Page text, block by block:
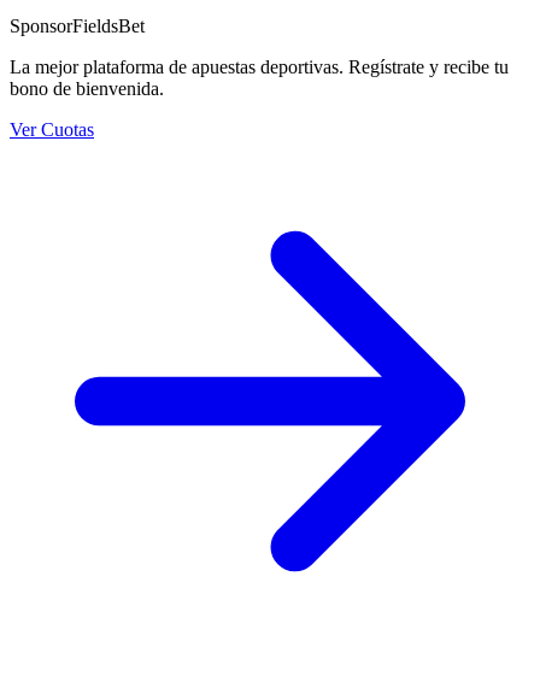
SponsorFieldsBet
La mejor plataforma de apuestas deportivas. Regístrate y recibe tu
bono de bienvenida.
Ver Cuotas